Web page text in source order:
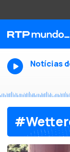
Notícias